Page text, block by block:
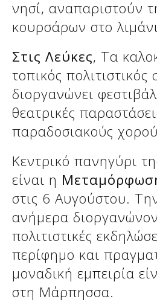
νησί, αναπαριστούν
κουρσάρων στο
Στις Λεύκες, Τα
τοπικός
διοργανώνει
θεατρικές
παραδοσιακούς
Κεντρικό πανηγύρι
είναι η
στις 6 Αυγούστου.
ανήμερα
πολιτιστικές
περίφημο και
μοναδική εμπειρία
στη Μάρπησσα.